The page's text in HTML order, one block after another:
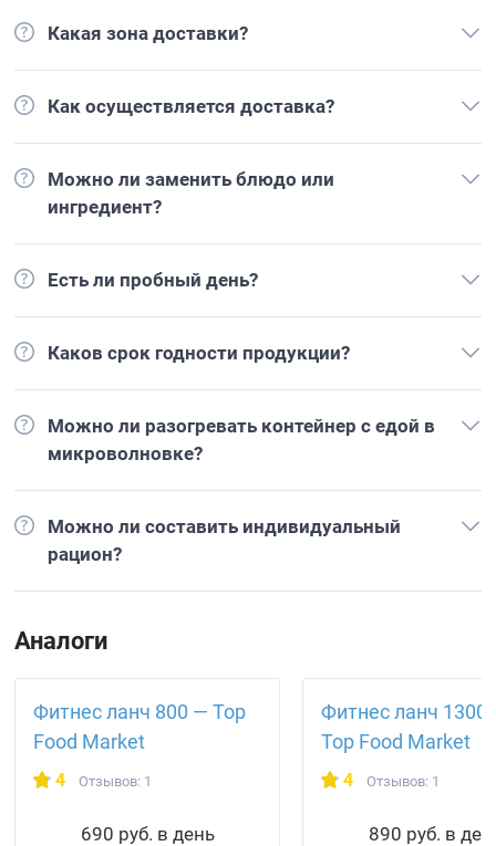
Какая зона доставки?
Как осуществляется доставка?
Можно ли заменить блюдо или
ингредиент?
Есть ли пробный день?
Каков срок годности продукции?
Можно ли разогревать контейнер с едой в
микроволновке?
Можно ли составить индивидуальный
рацион?
Аналоги
Фитнес ланч 800 — Top
Food Market
4 Отзывов: 1
690 руб. в день
Фитнес ланч 1300
Top Food Market
4 Отзывов: 1
890 руб. в